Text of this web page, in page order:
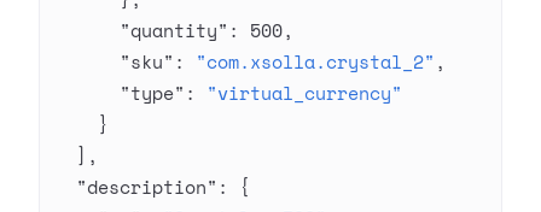
      "quantity"
: 500,
      "sku"
: "com.xsolla.crystal_2" ,
      "type"
: "virtual_currency"
    }
  ],
  "description"
: {